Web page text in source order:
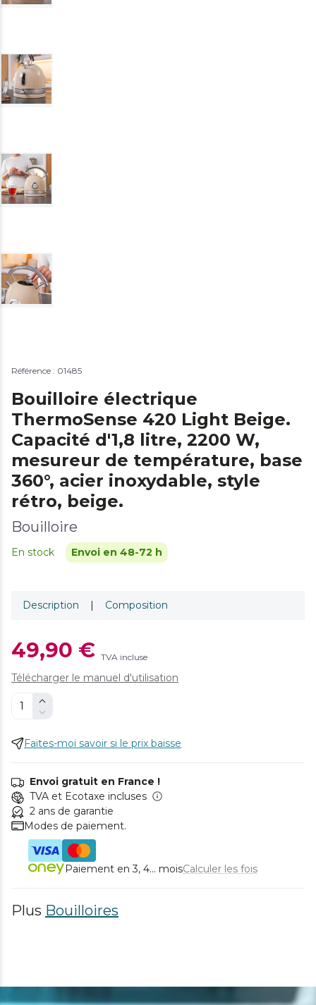
Référence : 01485
Bouilloire électrique
ThermoSense 420 Light Beige.
Capacité d'1,8 litre, 2200 W,
mesureur de température, base
360°, acier inoxydable, style
rétro, beige.
Bouilloire
En stock Envoi en 48-72 h
Description | Composition
49,90 € TVA incluse
Télécharger le manuel d'utilisation
Faites-moi savoir si le prix baisse
Envoi gratuit en France !
TVA et Ecotaxe incluses
2 ans de garantie
Modes de paiement.
Paiement en 3, 4... moisCalculer les fois
Plus Bouilloires